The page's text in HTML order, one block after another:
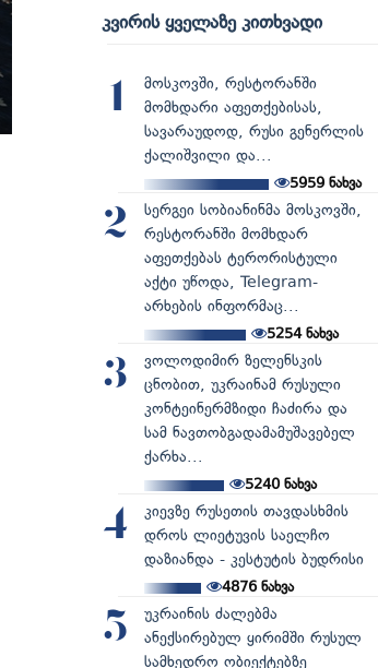
კვირის ყველაზე კითხვადი
1
მოსკოვში, რესტორანში
მომხდარი აფეთქებისას,
სავარაუდოდ, რუსი გენერლის
ქალიშვილი და...
5959 ნახვა
2
სერგეი სობიანინმა მოსკოვში,
რესტორანში მომხდარ
აფეთქებას ტერორისტული
აქტი უწოდა, Telegram-
არხების ინფორმაც...
5254ნახვა
3
ვოლოდიმირ ზელენსკის
ცნობით, უკრაინამ რუსული
კონტეინერმზიდი ჩაძირა და
სამ ნავთობგადამამუშავებელ
ქარხა...
5240ნახვა
4
კიევზე რუსეთის თავდასხმის
დროს ლიეტუვის საელჩო
დაზიანდა - კესტუტის ბუდრისი
4876ნახვა
5
უკრაინის ძალებმა
ანექსირებულ ყირიმში რუსულ
სამხედრო ობიექტებზე